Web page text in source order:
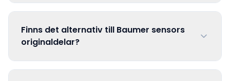
Finns det alternativ till Baumer sensors
originaldelar?